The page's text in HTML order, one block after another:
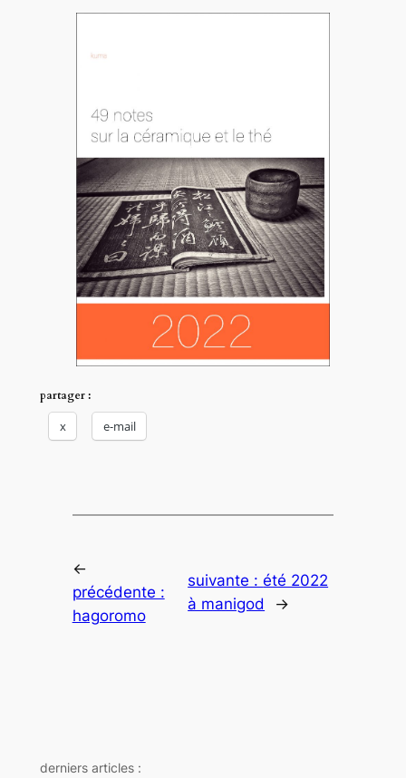
partager :
x e-mail
←
précédente :
hagoromo
suivante :été 2022
à manigod
→
derniers articles :